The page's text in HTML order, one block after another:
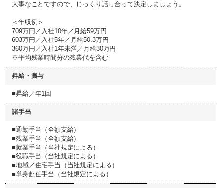
大事なことですので、じっくり話し合って決定しましょう。
＜年収例＞
709万円／入社10年／月給59万円
603万円／入社5年／月給50.3万円
360万円／入社1年未満／月給30万円
※平均残業時間分の残業代を含む
昇給・賞与
■昇給／年1回
諸手当
■通勤手当（全額支給）
■残業手当（全額支給）
■就業手当（当社規定による）
■役職手当（当社規定による）
■地域／住宅手当（当社規定による）
■単身赴任手当（当社規定による）